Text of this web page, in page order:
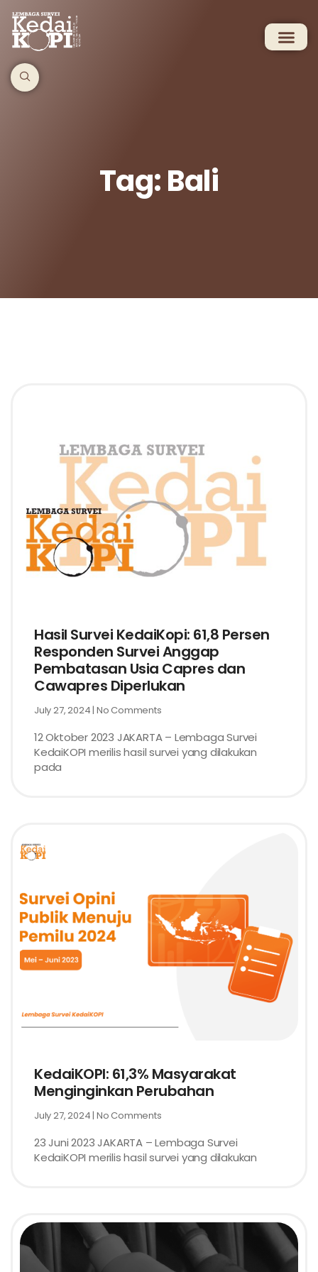
Tag: Bali
Hasil Survei KedaiKopi: 61,8 Persen
Responden Survei Anggap
Pembatasan Usia Capres dan
Cawapres Diperlukan
July 27, 2024 No Comments
12 Oktober 2023 JAKARTA – Lembaga Survei
KedaiKOPI merilis hasil survei yang dilakukan
pada
KedaiKOPI: 61,3% Masyarakat
Menginginkan Perubahan
July 27, 2024 No Comments
23 Juni 2023 JAKARTA – Lembaga Survei
KedaiKOPI merilis hasil survei yang dilakukan